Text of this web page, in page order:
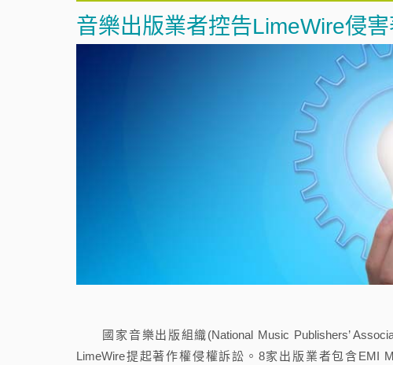
音樂出版業者控告LimeWire侵
國家音樂出版組織(National Music Publishers’
LimeWire提起著作權侵權訴訟。8家出版業者包含EMI